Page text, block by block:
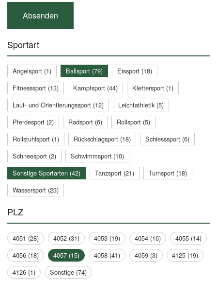
Sportart
Angelsport (1) Ballsport (79)
Eissport (18)
Fitnesssport (13)
Kampfsport (44)
Klettersport (1)
Lauf- und Orientierungssport (12)
Leichtathletik (5)
Pferdesport (2)
Radsport (6)
Rollsport (5)
Rollstuhlsport (1)
Rückschlagsport (18)
Schiesssport (6)
Schneesport (2)
Schwimmsport (10)
Sonstige Sportarten (42)
Tanzsport (21)
Turnsport (18)
Wassersport (23)
PLZ
4051 (28) 4052 (31) 4053 (19) 4054 (16)
4055 (14)
4056 (18)
4057 (15) 4058 (41) 4059 (3)
4125 (19)
4126 (1)
Sonstige (74)